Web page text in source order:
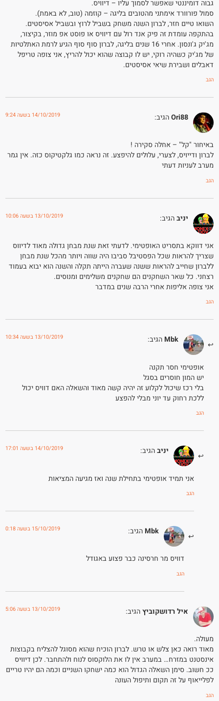
גבוה דומיננטי שאפשר לסמוך עליו – דיוויס.
סמול פורוורד אימתני מהטובים בליגה – קוזמה (טוב, לא באמת).
השואו טיים חזר, לברון השנה משחק בשביל לרוץ ובשביל אסיסטים.
בהתקפה עומדת זה פיק אנד רול עם דיוויס או פוסט אפ מוזר, בקיצור,
מג'יק ג'ונסון. אחרי 16 שנים בליגה, לברון סוף סוף הגיע לרמת האתלטיות
של מג'יק כשהיה רוקי, יש לו קבוצה שהוא יכול להריץ, אני צופה טריפל
דאבלים ושבירת שיאי אסיסטים.
הגב
Ori88הגיב: 14/10/2019 בשעה 9:24
באיחור "קל" – אחלה סקירה !
לברון ודייויס, לצערי, עלולים להיפצע. זה נראה כמו גלקטיקוס כזה. אין גמר
מערב לעניות דעתי
הגב
יניבהגיב: 13/10/2019 בשעה 10:06
אני דווקא בתסריט האופטימי. לדעתי זאת שנת מבחן גדולה מאוד לדיווס
שצריך להראות שכל הפסטיבל סביבו היה שווה ויותר מהכל שנת מבחן
ללברון שחייב להראות ששנה שעברה הייתה תקלה והשנה הוא יבוא בעמוד
רצחני. כל שאר השחקנים הם שחקנים משלימים ומנוסים.
אני צופה אליפות אחרי הרבה שנים במדבר
הגב
Mbk הגיב: 13/10/2019 בשעה 10:34
אופטימי חסר תקנה
יש המון חוסרים בסגל
בלי רכז שיכול לקלוע זה יהיה קשה מאוד והשאלה האם דוויס יכול
ללכת רחוק עד יוני מבלי להפצע
הגב
יניבהגיב: 14/10/2019 בשעה 17:01
אני תמיד אופטימי בתחילת שנה ואז מגיעה המציאות
הגב
Mbk הגיב: 15/10/2019 בשעה 0:18
דוויס מר חרסינה כבר פצוע באגודל
הגב
איל רדושקוביץהגיב: 13/10/2019 בשעה 5:06
מעולה.
מאוד רואה כאן צלש או טרש. לברון הוכיח שהוא מסוגל להצליח בקבוצות
אינסטנט במזרח… במערב אין לו את הלוקסוס לנוח ולהתחבר. לכן דיוויס
ככ חשוב. סימן השאלה הגדול הוא כמה ישחקו השניים וכמה הם יהיו טריים
לפלייאוף על זה תקום ותיפול העונה
הגב